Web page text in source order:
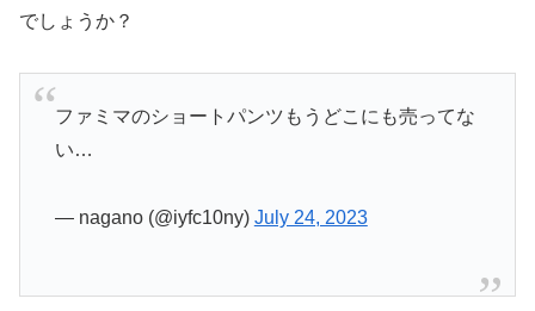
でしょうか？
ファミマのショートパンツもうどこにも売ってな
い…
— nagano (@iyfc10ny) July 24, 2023